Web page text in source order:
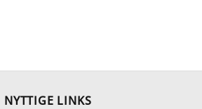
NYTTIGE LINKS